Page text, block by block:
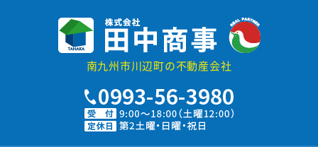
株式会社田中商事南九州市川辺町の不動産会社